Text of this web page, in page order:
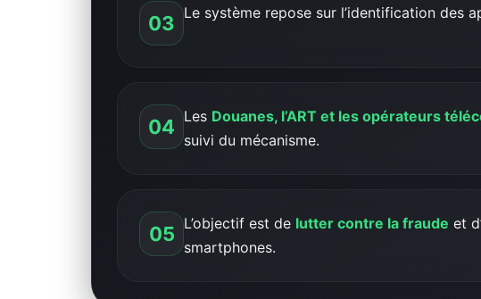
03 Le système repose sur l’identification des
04 Les Douanes, l’ART et les opérateurs
suivi du mécanisme.
05 L’objectif est de lutter contre la fraude et
smartphones.